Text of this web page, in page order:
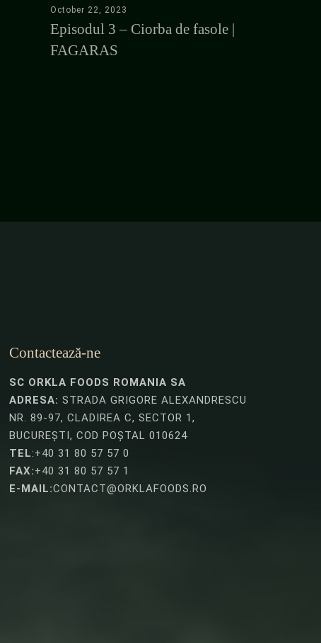
October 22, 2023
Episodul 3 – Ciorba de fasole |
FAGARAS
Contactează-ne
SC ORKLA FOODS ROMANIA SA
ADRESA: STRADA GRIGORE ALEXANDRESCU
NR. 89-97, CLADIREA C, SECTOR 1,
BUCUREȘTI, COD POȘTAL 010624
TEL:+40 31 80 57 57 0
FAX:+40 31 80 57 57 1
E-MAIL:CONTACT@ORKLAFOODS.RO